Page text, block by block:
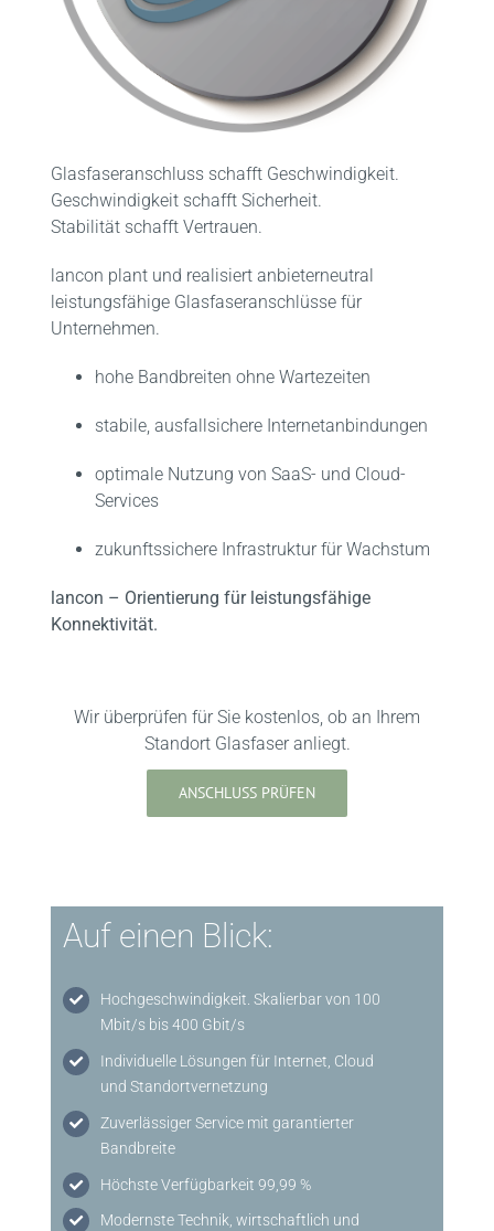
Glasfaseranschluss schafft Geschwindigkeit.
Geschwindigkeit schafft Sicherheit.
Stabilität schafft Vertrauen.
lancon plant und realisiert anbieterneutral
leistungsfähige Glasfaseranschlüsse für
Unternehmen.
hohe Bandbreiten ohne Wartezeiten
stabile, ausfallsichere Internetanbindungen
optimale Nutzung von SaaS- und Cloud-
Services
zukunftssichere Infrastruktur für Wachstum
lancon – Orientierung für leistungsfähige
Konnektivität.
Wir überprüfen für Sie kostenlos, ob an Ihrem
Standort Glasfaser anliegt.
ANSCHLUSS PRÜFEN
Auf einen Blick:
Hochgeschwindigkeit. Skalierbar von 100
Mbit/s bis 400 Gbit/s
Individuelle Lösungen für Internet, Cloud
und Standortvernetzung
Zuverlässiger Service mit garantierter
Bandbreite
Höchste Verfügbarkeit 99,99 %
Modernste Technik, wirtschaftlich und